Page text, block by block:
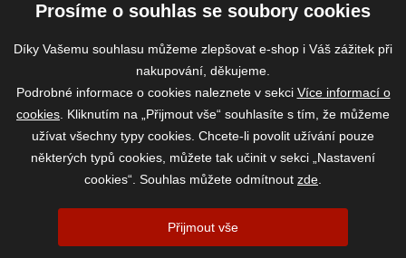
2026 ©www.vase-krmivo.cz- Tomáš Kroupa e-shop, Kanice 307, 664 01
Brno-venkov, IČ: 75785439
Prosíme o souhlas se soubory cookies
Díky Vašemu souhlasu můžeme zlepšovat e-shop i Váš zážitek při
nakupování, děkujeme.
Podrobné informace o cookies naleznete v sekci Více informací o
cookies . Kliknutím na „Přijmout vše“ souhlasíte s tím, že můžeme
užívat všechny typy cookies. Chcete-li povolit užívání pouze
některých typů cookies, můžete tak učinit v sekci „Nastavení
cookies“. Souhlas můžete odmítnout zde
Přijmout vše